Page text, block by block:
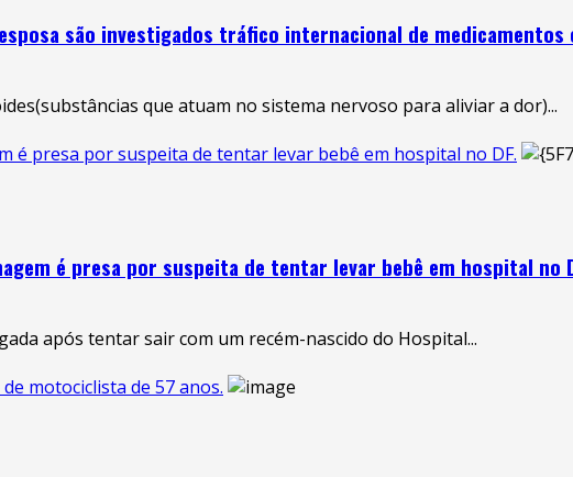
são investigados tráfico internacional de medicamentos
que atuam no sistema nervoso para aliviar a dor)...
é presa por suspeita de tentar levar bebê em hospital no DF.
é presa por suspeita de tentar levar bebê em hospital no
após tentar sair com um recém-nascido do Hospital...
motociclista de 57 anos.